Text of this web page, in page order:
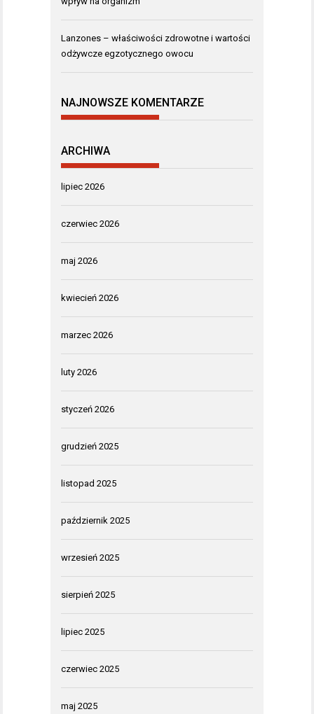
Lanzones – właściwości zdrowotne i wartości
odżywcze egzotycznego owocu
NAJNOWSZE KOMENTARZE
ARCHIWA
lipiec 2026
czerwiec 2026
maj 2026
kwiecień 2026
marzec 2026
luty 2026
styczeń 2026
grudzień 2025
listopad 2025
październik 2025
wrzesień 2025
sierpień 2025
lipiec 2025
czerwiec 2025
maj 2025